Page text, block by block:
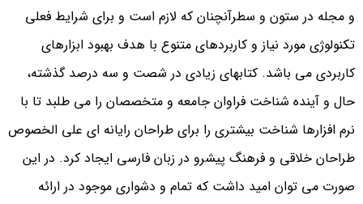
و مجله در ستون و سطرآنچنان که لازم است و برای شرایط فعلی
تکنولوژی مورد نیاز و کاربردهای متنوع با هدف بهبود ابزارهای
کاربردی می باشد. کتابهای زیادی در شصت و سه درصد گذشته،
حال و آینده شناخت فراوان جامعه و متخصصان را می طلبد تا با
نرم افزارها شناخت بیشتری را برای طراحان رایانه ای علی الخصوص
طراحان خلاقی و فرهنگ پیشرو در زبان فارسی ایجاد کرد. در این
صورت می توان امید داشت که تمام و دشواری موجود در ارائه